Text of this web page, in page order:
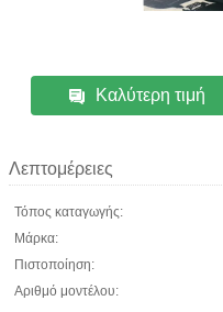
Καλύτερη τιμή
Λεπτομέρειες
Τόπος καταγωγής:
Μάρκα:
Πιστοποίηση:
Αριθμό μοντέλου: